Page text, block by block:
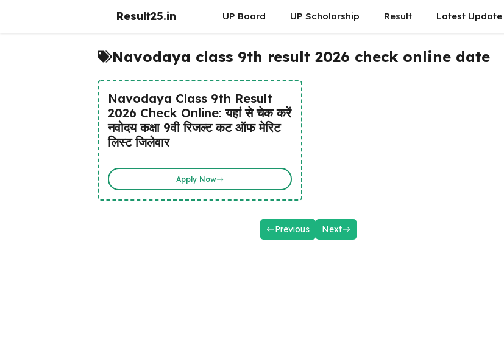
Result25.in UP Board UP Scholarship Result Latest Update
Navodaya class 9th result 2026 check online date
Navodaya Class 9th Result
2026 Check Online: यहां से चेक करें
नवोदय कक्षा 9वी रिजल्ट कट ऑफ मेरिट
लिस्ट जिलेवार
Apply Now
Previous Next